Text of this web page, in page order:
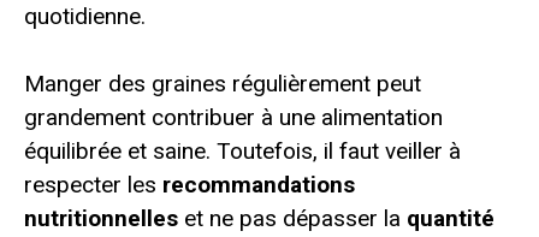
quotidienne.
Manger des graines régulièrement peut
grandement contribuer à une alimentation
équilibrée et saine. Toutefois, il faut veiller à
respecter les recommandations
nutritionnelles et ne pas dépasser la quantité